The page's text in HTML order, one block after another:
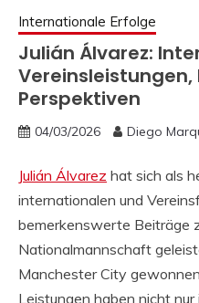
Internationale Erfolge
Julián Álvarez:
Perspektiven
04/03/2026 Diego
Julián Álvarez hat sich als
internationalen und
bemerkenswerte Beiträge
Nationalmannschaft
Manchester City
Leistungen haben nicht